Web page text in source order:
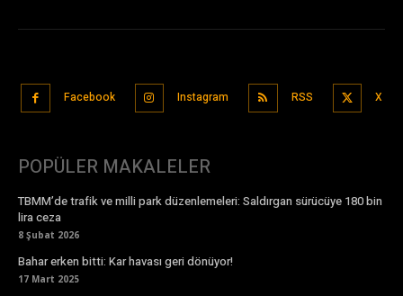
Facebook Instagram RSS X
POPÜLER MAKALELER
TBMM’de trafik ve milli park düzenlemeleri: Saldırgan sürücüye 180 bin
lira ceza
8 Şubat 2026
Bahar erken bitti: Kar havası geri dönüyor!
17 Mart 2025